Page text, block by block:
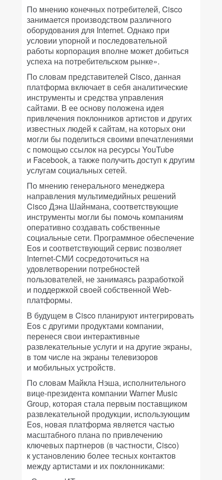
По мнению конечных потребителей, Cisco
занимается производством различного
оборудования для Internet. Однако при
условии упорной и последовательной
работы корпорация вполне может добиться
успеха на потребительском рынке».
По словам представителей Cisco, данная
платформа включает в себя аналитические
инструменты и средства управления
сайтами. В ее основу положена идея
привлечения поклонников артистов и других
известных людей к сайтам, на которых они
могли бы поделиться своими впечатлениями
с помощью ссылок на ресурсы YouTube
и Facebook, а также получить доступ к другим
услугам социальных сетей.
По мнению генерального менеджера
направления мультимедийных решений
Cisco Дэна Шайнмана, соответствующие
инструменты могли бы помочь компаниям
оперативно создавать собственные
социальные сети. Программное обеспечение
Eos и соответствующий сервис позволяет
Internet-СМИ сосредоточиться на
удовлетворении потребностей
пользователей, не занимаясь разработкой
и поддержкой своей собственной Web-
платформы.
В будущем в Cisco планируют интегрировать
Eos с другими продуктами компании,
перенеся свои интерактивные
развлекательные услуги и на другие экраны,
в том числе на экраны телевизоров
и мобильных устройств.
По словам Майкла Нэша, исполнительного
вице-президента компании Warner Music
Group, которая стала первым поставщиком
развлекательной продукции, использующим
Eos, новая платформа является частью
масштабного плана по привлечению
ключевых партнеров (в частности, Cisco)
к установлению более тесных контактов
между артистами и их поклонниками: